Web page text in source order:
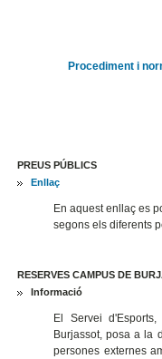
Procediment i
PREUS PÚBLICS
Enllaç
En aquest enllaç es
segons els diferents
RESERVES CAMPUS DE
Informació
El Servei
Burjassot, posa a la
persones externes